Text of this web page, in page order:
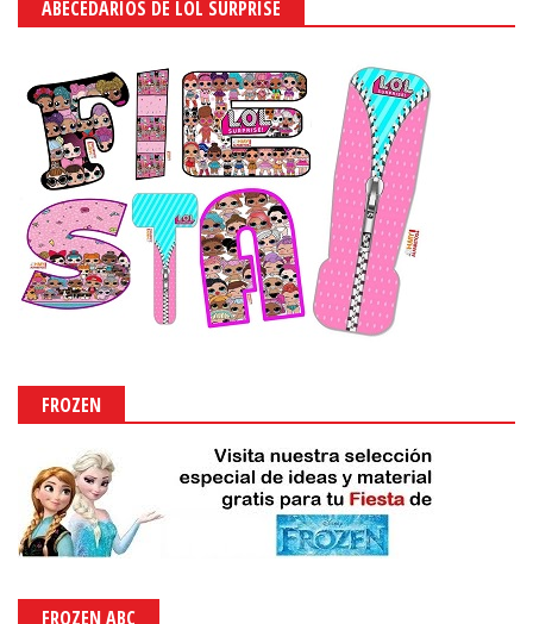
ABECEDARIOS DE LOL SURPRISE
FROZEN
FROZEN ABC